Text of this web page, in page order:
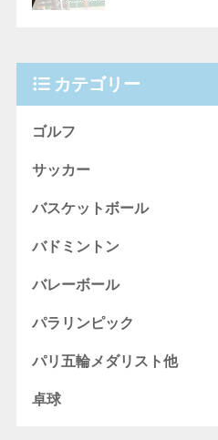
カテゴリー
ゴルフ
サッカー
バスケットボール
バドミントン
バレーボール
パラリンピック
パリ五輪メダリスト他
卓球